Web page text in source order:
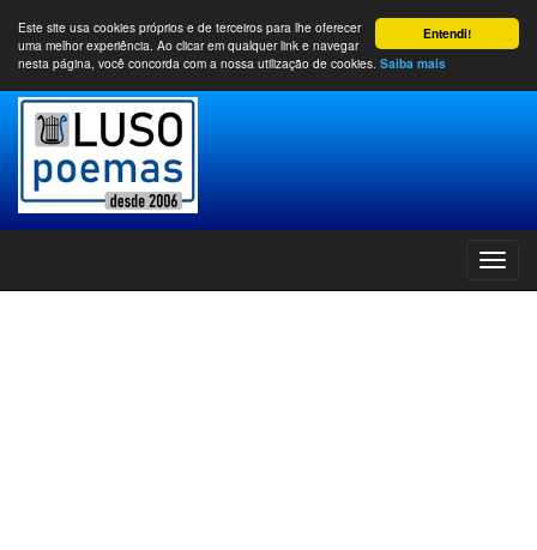
Entendi!
Este site usa cookies próprios e de terceiros para lhe oferecer
uma melhor experiência. Ao clicar em qualquer link e navegar
nesta página, você concorda com a nossa utilização de cookies. Saiba mais